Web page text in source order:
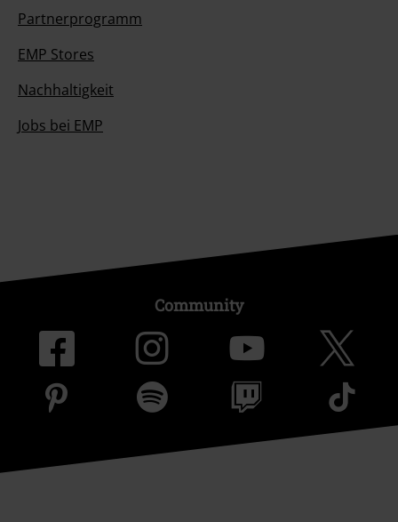
Partnerprogramm
EMP Stores
Nachhaltigkeit
Jobs bei EMP
Community